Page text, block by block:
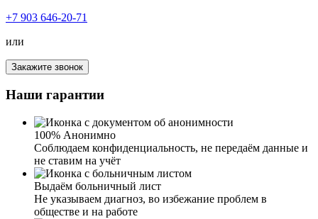
Я вызвал нарколога на дом для своего сына. Сил
терпеть больше не было его ежедневные состояния
неадекватного человека. Приехал врач, оценил
физическое и психологическое состояние сына, измерил
давление, задал вопросы о том, что и в каком
количестве употреблено. Исходя из этого выбрал схему
детоксикации. После процедуры провел с сыном беседу
о наркомании. Теперь мы планируем поступать к вам на
курс лечения в РЦ. Вы наше спасение.
+7 903 646-20-71
или
Закажите звонок
Наши гарантии
100% Анонимно
Соблюдаем конфиденциальность, не передаём данные и
не ставим на учёт
Выдаём больничный лист
Не указываем диагноз, во избежание проблем в
обществе и на работе